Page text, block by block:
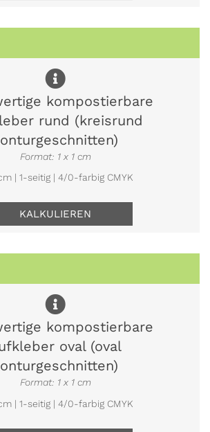
kompostierbare
rund (kreisrund
Format: 1 x 1 cm
| 1-seitig | 4/0-farbig CMYK
KALKULIEREN
kompostierbare
oval (oval
Format: 1 x 1 cm
| 1-seitig | 4/0-farbig CMYK